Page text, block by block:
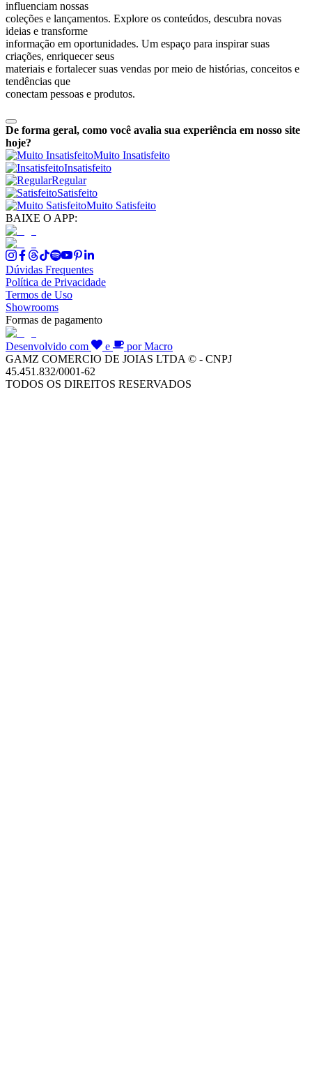
influenciam nossas
coleções e lançamentos. Explore os conteúdos, descubra novas
ideias e transforme
informação em oportunidades. Um espaço para inspirar suas
criações, enriquecer seus
materiais e fortalecer suas vendas por meio de histórias, conceitos e
tendências que
conectam pessoas e produtos.
De forma geral, como você avalia sua experiência em nosso site
hoje?
Muito Insatisfeito
Insatisfeito
Regular
Satisfeito
Muito Satisfeito
BAIXE O APP:
Dúvidas Frequentes
Política de Privacidade
Termos de Uso
Showrooms
Formas de pagamento
Desenvolvido com e
por Macro
GAMZ COMERCIO DE JOIAS LTDA © - CNPJ
45.451.832/0001-62
TODOS OS DIREITOS RESERVADOS